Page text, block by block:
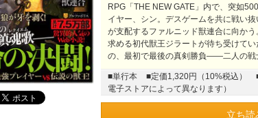
RPG「THE NEW GATE」内で、突如
イヤー、シン。デスゲームを共に戦い
が支配するファルニッド獣連合に向か
求める初代獣王ジラートが待ち受けて
の、最初で最後の真剣勝負――二人の戦
■単行本 ■定価1,320円（10%税込）
電子ストアによって異なります）
立ち読